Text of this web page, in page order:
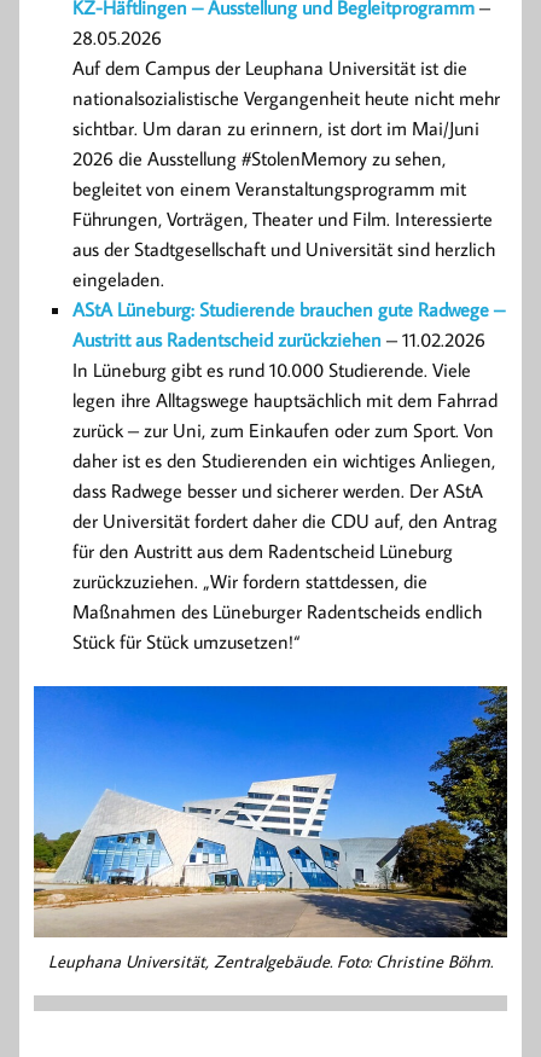
KZ-Häftlingen – Ausstellung und Begleitprogramm –
28.05.2026
Auf dem Campus der Leuphana Universität ist die
nationalsozialistische Vergangenheit heute nicht mehr
sichtbar. Um daran zu erinnern, ist dort im Mai/Juni
2026 die Ausstellung #StolenMemory zu sehen,
begleitet von einem Veranstaltungsprogramm mit
Führungen, Vorträgen, Theater und Film. Interessierte
aus der Stadtgesellschaft und Universität sind herzlich
eingeladen.
AStA Lüneburg: Studierende brauchen gute Radwege –
Austritt aus Radentscheid zurückziehen – 11.02.2026
In Lüneburg gibt es rund 10.000 Studierende. Viele
legen ihre Alltagswege hauptsächlich mit dem Fahrrad
zurück – zur Uni, zum Einkaufen oder zum Sport. Von
daher ist es den Studierenden ein wichtiges Anliegen,
dass Radwege besser und sicherer werden. Der AStA
der Universität fordert daher die CDU auf, den Antrag
für den Austritt aus dem Radentscheid Lüneburg
zurückzuziehen. „Wir fordern stattdessen, die
Maßnahmen des Lüneburger Radentscheids endlich
Stück für Stück umzusetzen!“
Leuphana Universität, Zentralgebäude. Foto: Christine Böhm.